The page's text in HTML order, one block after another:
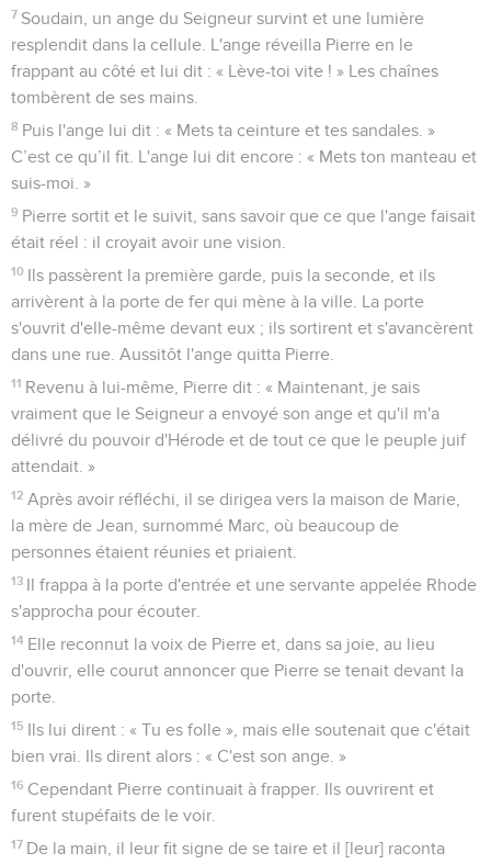
7 Soudain, un ange du Seigneur survint et une lumière
resplendit dans la cellule. L'ange réveilla Pierre en le
frappant au côté et lui dit : « Lève-toi vite ! » Les chaînes
tombèrent de ses mains.
8 Puis l'ange lui dit : « Mets ta ceinture et tes sandales. »
C’est ce qu’il fit. L'ange lui dit encore : « Mets ton manteau et
suis-moi. »
9 Pierre sortit et le suivit, sans savoir que ce que l'ange faisait
était réel : il croyait avoir une vision.
10 Ils passèrent la première garde, puis la seconde, et ils
arrivèrent à la porte de fer qui mène à la ville. La porte
s'ouvrit d'elle-même devant eux ; ils sortirent et s'avancèrent
dans une rue. Aussitôt l'ange quitta Pierre.
11 Revenu à lui-même, Pierre dit : « Maintenant, je sais
vraiment que le Seigneur a envoyé son ange et qu'il m'a
délivré du pouvoir d'Hérode et de tout ce que le peuple juif
attendait. »
12 Après avoir réfléchi, il se dirigea vers la maison de Marie,
la mère de Jean, surnommé Marc, où beaucoup de
personnes étaient réunies et priaient.
13 Il frappa à la porte d'entrée et une servante appelée Rhode
s'approcha pour écouter.
14 Elle reconnut la voix de Pierre et, dans sa joie, au lieu
d'ouvrir, elle courut annoncer que Pierre se tenait devant la
porte.
15 Ils lui dirent : « Tu es folle », mais elle soutenait que c'était
bien vrai. Ils dirent alors : « C'est son ange. »
16 Cependant Pierre continuait à frapper. Ils ouvrirent et
furent stupéfaits de le voir.
17 De la main, il leur fit signe de se taire et il [leur] raconta